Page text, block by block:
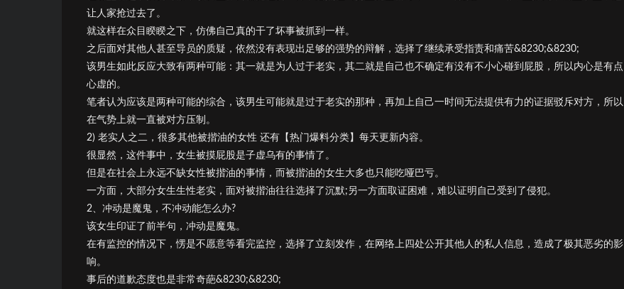
让人家抢过去了。
就这样在众目睽睽之下，仿佛自己真的干了坏事被抓到一样。
之后面对其他人甚至导员的质疑，依然没有表现出足够的强势的辩解，选择了继续承受指责和痛苦&8230;&8230;
该男生如此反应大致有两种可能：其一就是为人过于老实，其二就是自己也不确定有没有不小心碰到屁股，所以内心是有点
心虚的。
笔者认为应该是两种可能的综合，该男生可能就是过于老实的那种，再加上自己一时间无法提供有力的证据驳斥对方，所以
在气势上就一直被对方压制。
2) 老实人之二，很多其他被揩油的女性 还有【热门爆料分类】每天更新内容。
很显然，这件事中，女生被摸屁股是子虚乌有的事情了。
但是在社会上永远不缺女性被揩油的事情，而被揩油的女生大多也只能吃哑巴亏。
一方面，大部分女生生性老实，面对被揩油往往选择了沉默;另一方面取证困难，难以证明自己受到了侵犯。
2、冲动是魔鬼，不冲动能怎么办?
该女生印证了前半句，冲动是魔鬼。
在有监控的情况下，愣是不愿意等看完监控，选择了立刻发作，在网络上四处公开其他人的私人信息，造成了极其恶劣的影
响。
事后的道歉态度也是非常奇葩&8230;&8230;